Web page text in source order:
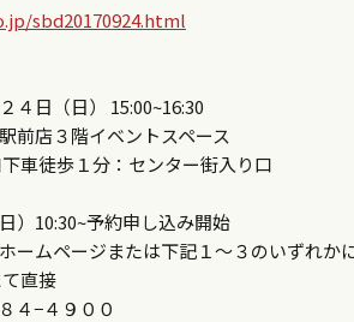
sbd20170924.html
４日（日） 15:00~16:30
前店３階イベントスペース
車徒歩１分：センター街入り口
）10:30~予約申し込み開始
ームページまたは下記１～３のいずれか
直接
４−４９００